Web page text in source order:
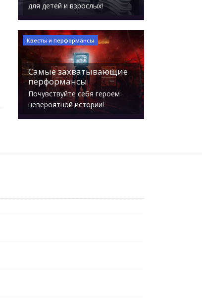
для детей и взрослых!
Квесты и перформансы
Самые захватывающие
перформансы
Почувствуйте себя героем
невероятной истории!